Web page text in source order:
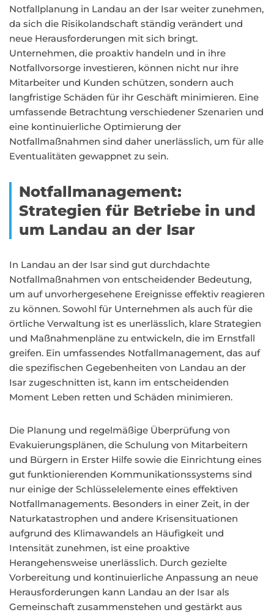
Notfallplanung in Landau an der Isar weiter zunehmen,
da sich die Risikolandschaft ständig verändert und
neue Herausforderungen mit sich bringt.
Unternehmen, die proaktiv handeln und in ihre
Notfallvorsorge investieren, können nicht nur ihre
Mitarbeiter und Kunden schützen, sondern auch
langfristige Schäden für ihr Geschäft minimieren. Eine
umfassende Betrachtung verschiedener Szenarien und
eine kontinuierliche Optimierung der
Notfallmaßnahmen sind daher unerlässlich, um für alle
Eventualitäten gewappnet zu sein.
Notfallmanagement:
Strategien für Betriebe in und
um Landau an der Isar
In Landau an der Isar sind gut durchdachte
Notfallmaßnahmen von entscheidender Bedeutung,
um auf unvorhergesehene Ereignisse effektiv reagieren
zu können. Sowohl für Unternehmen als auch für die
örtliche Verwaltung ist es unerlässlich, klare Strategien
und Maßnahmenpläne zu entwickeln, die im Ernstfall
greifen. Ein umfassendes Notfallmanagement, das auf
die spezifischen Gegebenheiten von Landau an der
Isar zugeschnitten ist, kann im entscheidenden
Moment Leben retten und Schäden minimieren.
Die Planung und regelmäßige Überprüfung von
Evakuierungsplänen, die Schulung von Mitarbeitern
und Bürgern in Erster Hilfe sowie die Einrichtung eines
gut funktionierenden Kommunikationssystems sind
nur einige der Schlüsselelemente eines effektiven
Notfallmanagements. Besonders in einer Zeit, in der
Naturkatastrophen und andere Krisensituationen
aufgrund des Klimawandels an Häufigkeit und
Intensität zunehmen, ist eine proaktive
Herangehensweise unerlässlich. Durch gezielte
Vorbereitung und kontinuierliche Anpassung an neue
Herausforderungen kann Landau an der Isar als
Gemeinschaft zusammenstehen und gestärkt aus